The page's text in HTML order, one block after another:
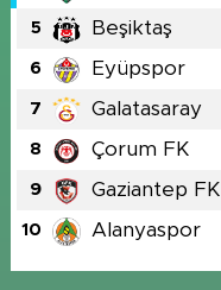
5 Beşiktaş
6 Eyüpspor
7 Galatasaray
8 Çorum FK
9 Gaziantep FK
10 Alanyaspor